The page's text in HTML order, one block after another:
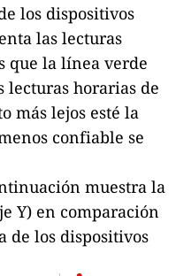
los dispositivos
las lecturas
que la línea verde
lecturas horarias de
más lejos esté la
confiable se
muestra la
Y) en comparación
de los dispositivos